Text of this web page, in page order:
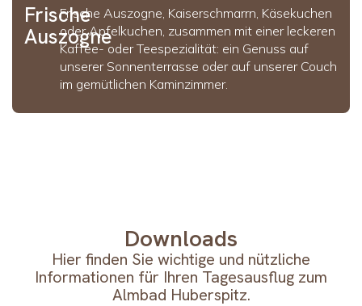
Frische
Auszogne
Frische Auszogne, Kaiserschmarrn, Käsekuchen
oder Apfelkuchen, zusammen mit einer leckeren
Kaffee- oder Teespezialität: ein Genuss auf
unserer Sonnenterrasse oder auf unserer Couch
im gemütlichen Kaminzimmer.
Downloads
Hier finden Sie wichtige und nützliche
Informationen für Ihren Tagesausflug zum
Almbad Huberspitz.